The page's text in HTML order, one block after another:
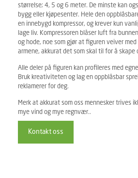
størrelse; 4, 5 og 6 meter. De minste kan
bygg eller kjøpesenter. Hele den
en innebygd kompressor, og krever kun
lage liv. Kompressoren blåser luft fra
og hode, noe som gjør at figuren veiver
armene, akkurat det som skal til for å skape
Alle deler på figuren kan profileres med
Bruk kreativiteten og lag en oppblåsbar
reklamerer for deg.
Merk at akkurat som oss mennesker trives
mye vind og mye regnvær..
Kontakt oss